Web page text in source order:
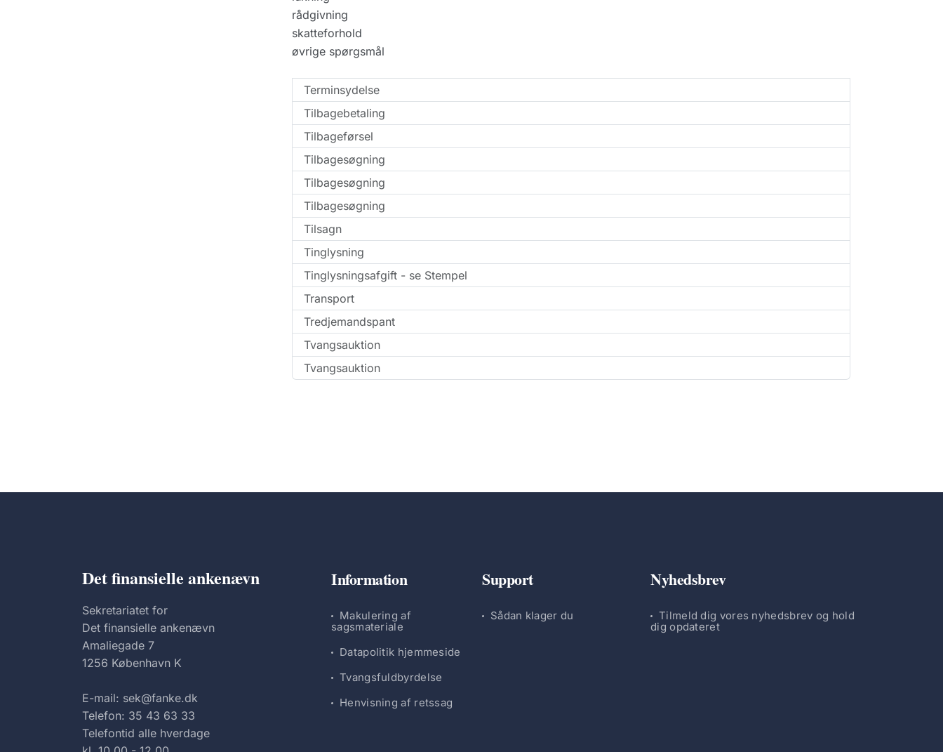
rådgivning
skatteforhold
øvrige spørgsmål
Terminsydelse
Tilbagebetaling
Tilbageførsel
Tilbagesøgning
Tilbagesøgning
Tilbagesøgning
Tilsagn
Tinglysning
Tinglysningsafgift - se Stempel
Transport
Tredjemandspant
Tvangsauktion
Tvangsauktion
Det finansielle ankenævn
Sekretariatet for
Det finansielle ankenævn
Amaliegade 7
1256 København K
E-mail: sek@fanke.dk
Telefon: 35 43 63 33
Telefontid alle hverdage
Information
Makulering af
sagsmateriale
Datapolitik hjemmeside
Tvangsfuldbyrdelse
Henvisning af retssag
Support
Sådan klager du
Nyhedsbrev
Tilmeld dig vores nyhedsbrev og hold
dig opdateret